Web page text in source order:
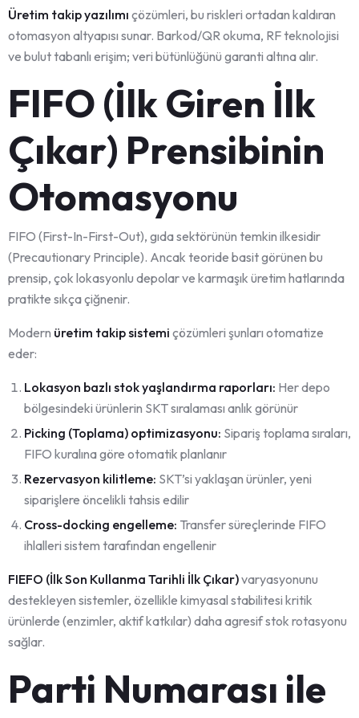
Üretim takip yazılımı çözümleri, bu riskleri ortadan kaldıran
otomasyon altyapısı sunar. Barkod/QR okuma, RF teknolojisi
ve bulut tabanlı erişim; veri bütünlüğünü garanti altına alır.
FIFO (İlk Giren İlk
Çıkar) Prensibinin
Otomasyonu
FIFO (First-In-First-Out), gıda sektörünün temkin ilkesidir
(Precautionary Principle). Ancak teoride basit görünen bu
prensip, çok lokasyonlu depolar ve karmaşık üretim hatlarında
pratikte sıkça çiğnenir.
Modern üretim takip sistemi çözümleri şunları otomatize
eder:
Lokasyon bazlı stok yaşlandırma raporları: Her depo
bölgesindeki ürünlerin SKT sıralaması anlık görünür
Picking (Toplama) optimizasyonu: Sipariş toplama sıraları,
FIFO kuralına göre otomatik planlanır
Rezervasyon kilitleme: SKT’si yaklaşan ürünler, yeni
siparişlere öncelikli tahsis edilir
Cross-docking engelleme: Transfer süreçlerinde FIFO
ihlalleri sistem tarafından engellenir
FIEFO (İlk Son Kullanma Tarihli İlk Çıkar)varyasyonunu
destekleyen sistemler, özellikle kimyasal stabilitesi kritik
ürünlerde (enzimler, aktif katkılar) daha agresif stok rotasyonu
sağlar.
Parti Numarası ile